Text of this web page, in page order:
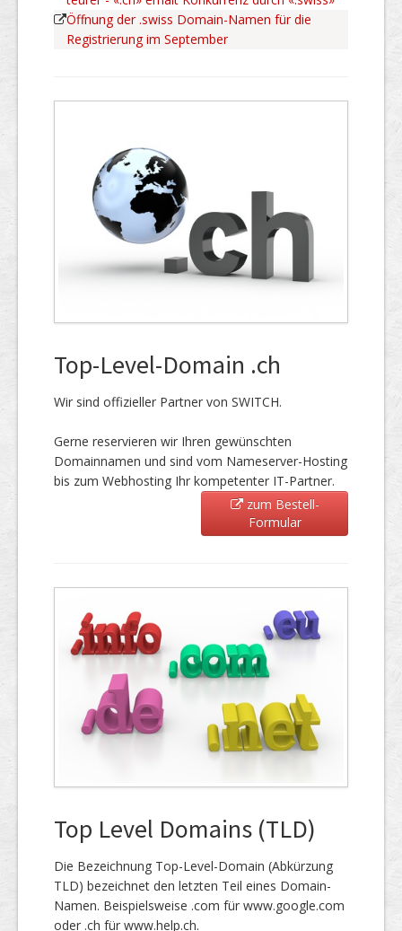
Öffnung der .swiss Domain-Namen für die
Registrierung im September
Top-Level-Domain .ch
Wir sind offizieller Partner von SWITCH.
Gerne reservieren wir Ihren gewünschten
Domainnamen und sind vom Nameserver-Hosting
bis zum Webhosting Ihr kompetenter IT-Partner.
zum Bestell-
Formular
Top Level Domains (TLD)
Die Bezeichnung Top-Level-Domain (Abkürzung
TLD) bezeichnet den letzten Teil eines Domain-
Namen. Beispielsweise .com für www.google.com
oder .ch für www.help.ch.